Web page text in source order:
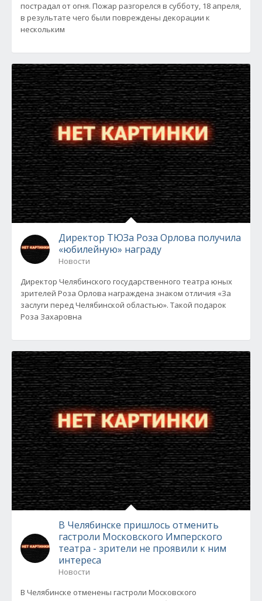
пострадал от огня. Пожар разгорелся в субботу, 18 апреля,
в результате чего были повреждены декорации к
нескольким
Директор ТЮЗа Роза Орлова получила
«юбилейную» награду
Новости
Директор Челябинского государственного театра юных
зрителей Роза Орлова награждена знаком отличия «За
заслуги перед Челябинской областью». Такой подарок
Роза Захаровна
В Челябинске пришлось отменить
гастроли Московского Имперского
театра - зрители не проявили к ним
интереса
Новости
В Челябинске отменены гастроли Московского